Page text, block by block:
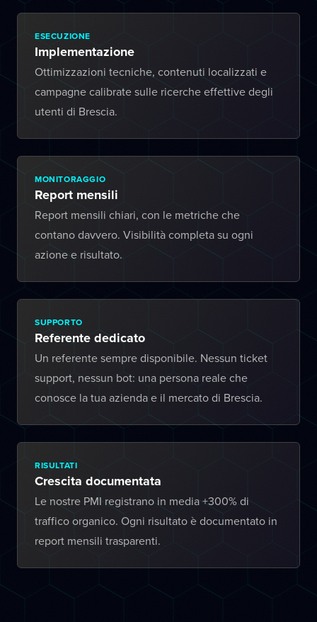
ESECUZIONE
Implementazione
Ottimizzazioni tecniche, contenuti localizzati e
campagne calibrate sulle ricerche effettive degli
utenti di Brescia.
MONITORAGGIO
Report mensili
Report mensili chiari, con le metriche che
contano davvero. Visibilità completa su ogni
azione e risultato.
SUPPORTO
Referente dedicato
Un referente sempre disponibile. Nessun ticket
support, nessun bot: una persona reale che
conosce la tua azienda e il mercato di Brescia.
RISULTATI
Crescita documentata
Le nostre PMI registrano in media +300% di
traffico organico. Ogni risultato è documentato in
report mensili trasparenti.